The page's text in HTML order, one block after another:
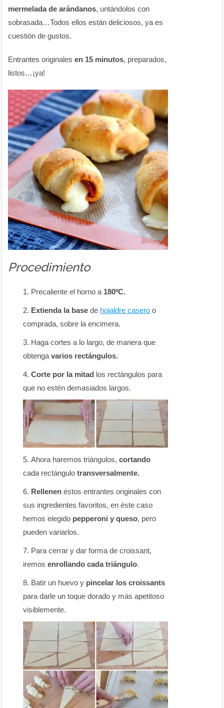
mermelada de arándanos, untándolos con
sobrasada…Todos ellos están deliciosos, ya es
cuestión de gustos.
Entrantes originalesen 15 minutos, preparados,
listos…¡ya!
Procedimiento
Precaliente el horno a 180ºC.
Extienda la base de hojaldre casero o
comprada, sobre la encimera.
Haga cortes a lo largo, de manera que
obtengavarios rectángulos.
Corte por la mitad los rectángulos para
que no estén demasiados largos.
Ahora haremos triángulos,cortando
cada rectángulotransversalmente.
Rellenen éstos entrantes originales con
sus ingredientes favoritos, en éste caso
hemos elegido pepperoni y queso, pero
pueden variarlos.
Para cerrar y dar forma de croissant,
iremosenrollando cada triángulo.
Batir un huevo y pincelar los croissants
para darle un toque dorado y más apetitoso
visiblemente.